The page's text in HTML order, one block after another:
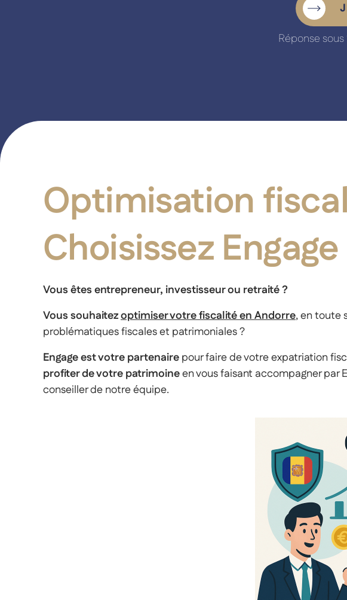
Nos
Réponse
Optimisation
Choisissez Engage
Vous êtes entrepreneur, investisseur ou retraité ?
Vous souhaitezoptimiser votre fiscalité en Andorre, en toute
problématiques fiscales et patrimoniales ?
Engage est votre partenairepour faire de votre expatriation
profiter de votre patrimoineen vous faisant accompagner par
conseiller de notre équipe.